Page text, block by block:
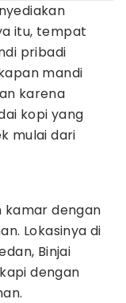
itu, tempat
pribadi
mandi
karena
kopi yang
mulai dari
kamar dengan
Lokasinya di
Binjai
dengan